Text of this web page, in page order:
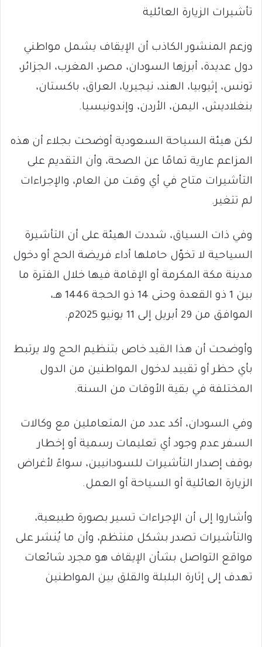
تأشيرات الزيارة العائلية
وزعم المنشور الكاذب أن الإيقاف يشمل مواطني
دول عديدة، أبرزها السودان، مصر، المغرب، الجزائر،
تونس، إثيوبيا، الهند، نيجيريا، العراق، باكستان،
بنغلاديش، اليمن، الأردن، وإندونيسيا.
لكن هيئة السياحة السعودية أوضحت بجلاء أن هذه
المزاعم عارية تمامًا عن الصحة، وأن التقديم على
التأشيرات متاح في أي وقت من العام، والإجراءات
لم تتغير.
وفي ذات السياق، شددت الهيئة على أن التأشيرة
السياحية لا تخوّل حاملها أداء فريضة الحج أو دخول
مدينة مكة المكرمة أو الإقامة فيها خلال الفترة ما
بين 1 ذو القعدة وحتى 14 ذو الحجة 1446 هـ،
الموافق من 29 أبريل إلى 11 يونيو 2025م.
وأوضحت أن هذا القيد خاص بتنظيم الحج ولا يرتبط
بأي حظر أو تقييد لدخول المواطنين من الدول
المختلفة في بقية الأوقات من السنة.
وفي السودان، أكد عدد من المتعاملين مع وكالات
السفر عدم وجود أي تعليمات رسمية أو إخطار
بوقف إصدار التأشيرات للسودانيين، سواءً لأغراض
الزيارة العائلية أو السياحة أو العمل.
وأشاروا إلى أن الإجراءات تسير بصورة طبيعية،
والتأشيرات تصدر بشكل منتظم، وأن ما يُنشر على
مواقع التواصل بشأن الإيقاف هو مجرد شائعات
تهدف إلى إثارة البلبلة والقلق بين المواطنين